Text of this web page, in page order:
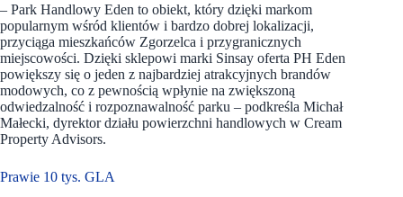
– Park Handlowy Eden to obiekt, który dzięki markom
popularnym wśród klientów i bardzo dobrej lokalizacji,
przyciąga mieszkańców Zgorzelca i przygranicznych
miejscowości. Dzięki sklepowi marki Sinsay oferta PH Eden
powiększy się o jeden z najbardziej atrakcyjnych brandów
modowych, co z pewnością wpłynie na zwiększoną
odwiedzalność i rozpoznawalność parku – podkreśla Michał
Małecki, dyrektor działu powierzchni handlowych w Cream
Property Advisors.
Prawie 10 tys. GLA